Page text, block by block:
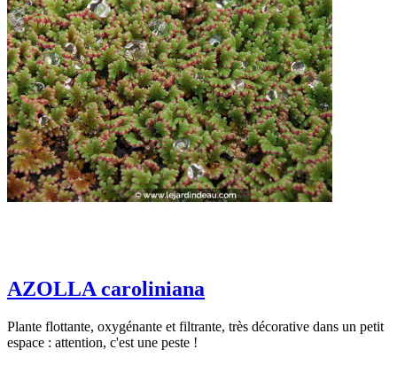
AZOLLA caroliniana
Plante flottante, oxygénante et filtrante, très décorative dans un petit
espace : attention, c'est une peste !